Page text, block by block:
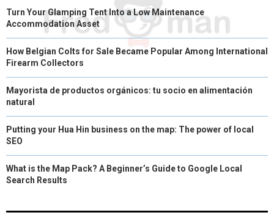
Turn Your Glamping Tent Into a Low Maintenance
Accommodation Asset
How Belgian Colts for Sale Became Popular Among International
Firearm Collectors
Mayorista de productos orgánicos: tu socio en alimentación
natural
Putting your Hua Hin business on the map: The power of local
SEO
What is the Map Pack? A Beginner’s Guide to Google Local
Search Results